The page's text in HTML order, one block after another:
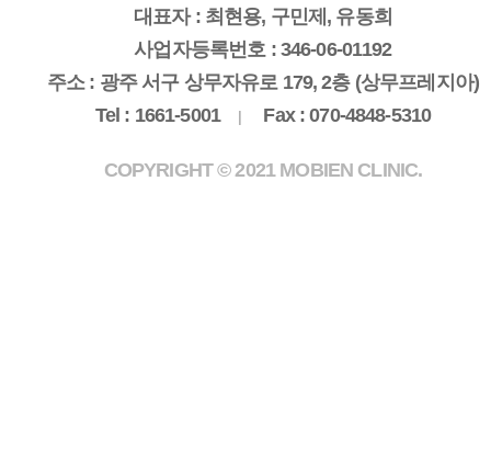
대표자 : 최현용, 구민제, 유동희
사업자등록번호 : 346-06-01192
주소 : 광주 서구 상무자유로 179, 2층 (상무프레지아)
Tel : 1661-5001
Fax : 070-4848-5310
COPYRIGHT © 2021 MOBIEN CLINIC.